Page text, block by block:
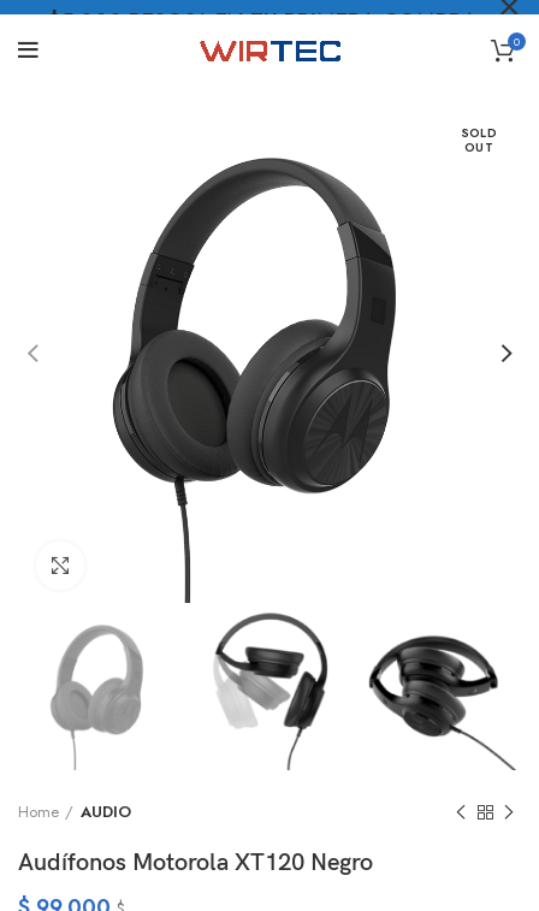
0
SOLD
OUT
Click to enlarge
Home AUDIO
Audífonos Motorola XT120 Negro
$5.000 PESOS* EN TU PRIMERA COMPRA